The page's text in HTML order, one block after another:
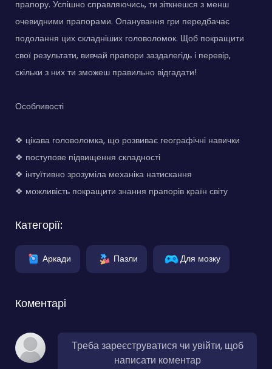
прапору. Успішно справляючись, ти зіткнешся з менш
очевидними прапорами. Опанування гри передбачає
подолання цих складніших головоломок. Щоб покращити
свої результати, вивчай прапори заздалегідь і перевір,
скільки з них ти зможеш правильно відгадати!
Особливості
❖ цікава головоломка, що розвиває географічні навички
❖ поступове підвищення складності
❖ інтуїтивно зрозуміла механіка натискання
❖ можливість покращити знання прапорів країн світу
Категорії:
Аркади Пазли Для мозку
Коментарі
Треба зареєструватися чи увійти, щоб
написати коментар